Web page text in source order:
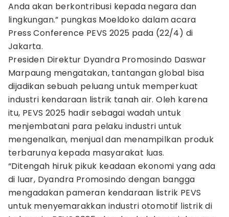
Anda akan berkontribusi kepada negara dan
lingkungan.” pungkas Moeldoko dalam acara
Press Conference PEVS 2025 pada (22/4) di
Jakarta.
Presiden Direktur Dyandra Promosindo Daswar
Marpaung mengatakan, tantangan global bisa
dijadikan sebuah peluang untuk memperkuat
industri kendaraan listrik tanah air. Oleh karena
itu, PEVS 2025 hadir sebagai wadah untuk
menjembatani para pelaku industri untuk
mengenalkan, menjual dan menampilkan produk
terbarunya kepada masyarakat luas.
“Ditengah hiruk pikuk keadaan ekonomi yang ada
di luar, Dyandra Promosindo dengan bangga
mengadakan pameran kendaraan listrik PEVS
untuk menyemarakkan industri otomotif listrik di